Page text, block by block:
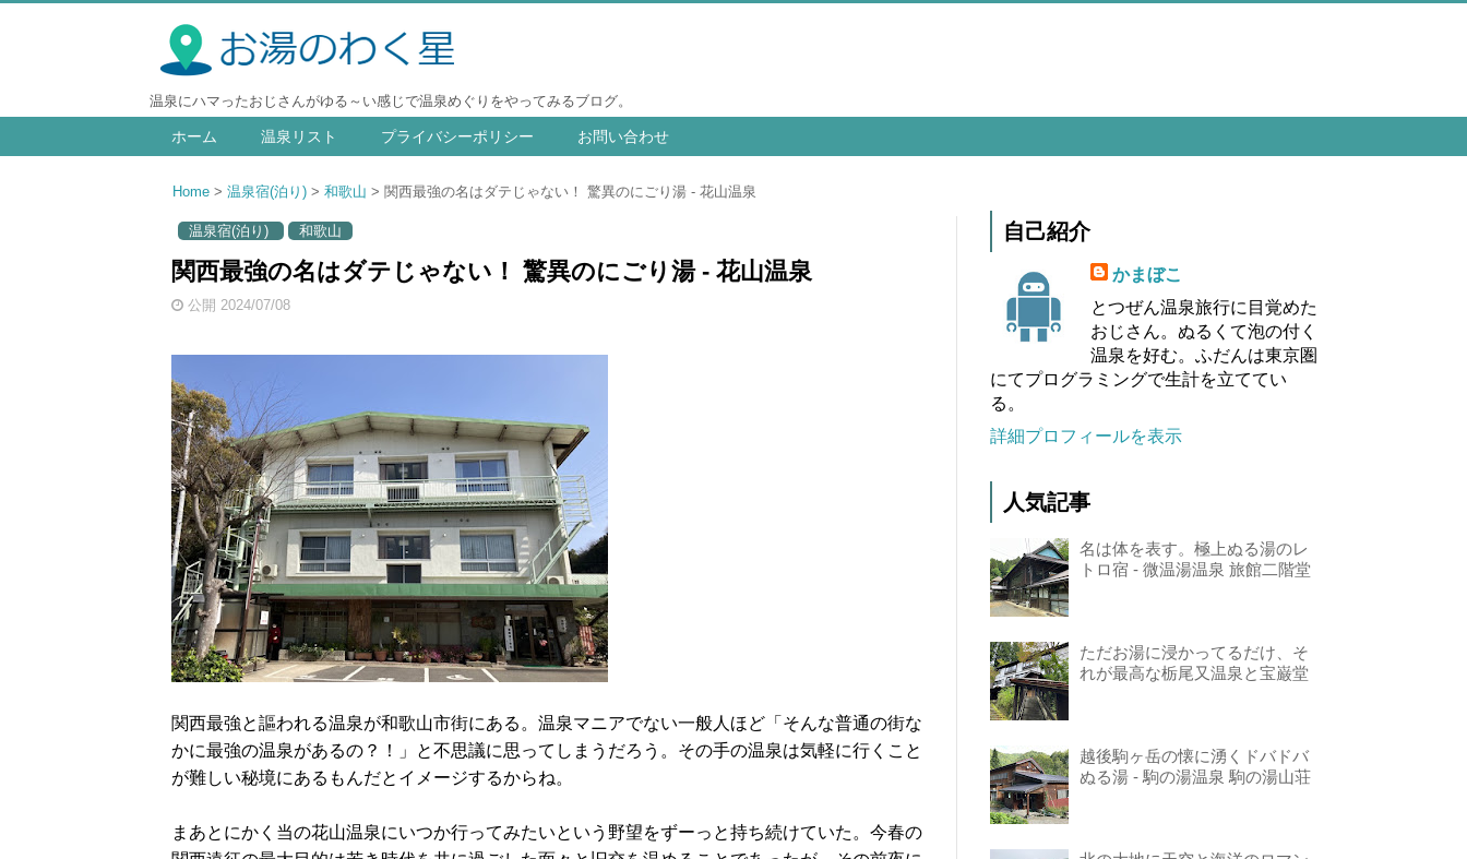
温泉にハマったおじさんがゆる～い感じで温泉めぐりをやってみるブログ。
ホーム 温泉リスト プライバシーポリシー お問い合わせ
Home 温泉宿(泊り) 和歌山 関西最強の名はダテじゃない！ 驚異のにごり湯 - 花山温泉
温泉宿(泊り) 和歌山
関西最強の名はダテじゃない！ 驚異のにごり湯 - 花山温泉
公開 2024/07/08
関西最強と謳われる温泉が和歌山市街にある。温泉マニアでない一般人ほど「そんな普通の街な
かに最強の温泉があるの？！」と不思議に思ってしまうだろう。その手の温泉は気軽に行くこと
が難しい秘境にあるもんだとイメージするからね。
まあとにかく当の花山温泉にいつか行ってみたいという野望をずーっと持ち続けていた。今春の
自己紹介
かまぼこ
とつぜん温泉旅行に目覚めた
おじさん。ぬるくて泡の付く
温泉を好む。ふだんは東京圏
にてプログラミングで生計を立ててい
る。
詳細プロフィールを表示
人気記事
名は体を表す。極上ぬる湯のレ
トロ宿 - 微温湯温泉 旅館二階堂
ただお湯に浸かってるだけ、そ
れが最高な栃尾又温泉と宝巌堂
越後駒ヶ岳の懐に湧くドバドバ
ぬる湯 - 駒の湯温泉 駒の湯山荘